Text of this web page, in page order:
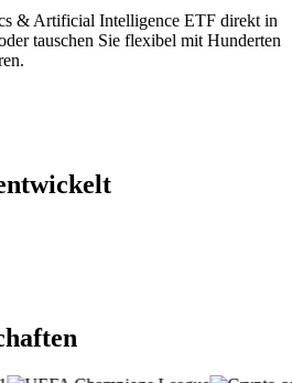
& Artificial Intelligence ETF direkt in
tauschen Sie flexibel mit Hunderten